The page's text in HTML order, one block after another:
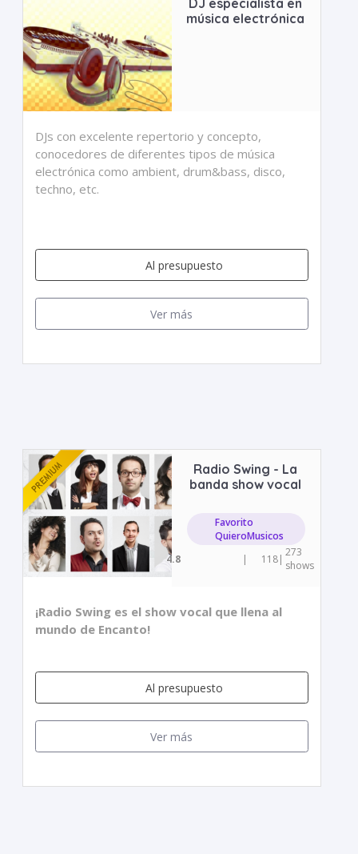
DJ especialista en
música electrónica
DJs con excelente repertorio y concepto,
conocedores de diferentes tipos de música
electrónica como ambient, drum&bass, disco,
techno, etc.
Al presupuesto
Ver más
Radio Swing - La
banda show vocal
Favorito
QuieroMusicos
4.8
| 118| 273
shows
¡Radio Swing es el show vocal que llena al
mundo de Encanto!
Al presupuesto
Ver más